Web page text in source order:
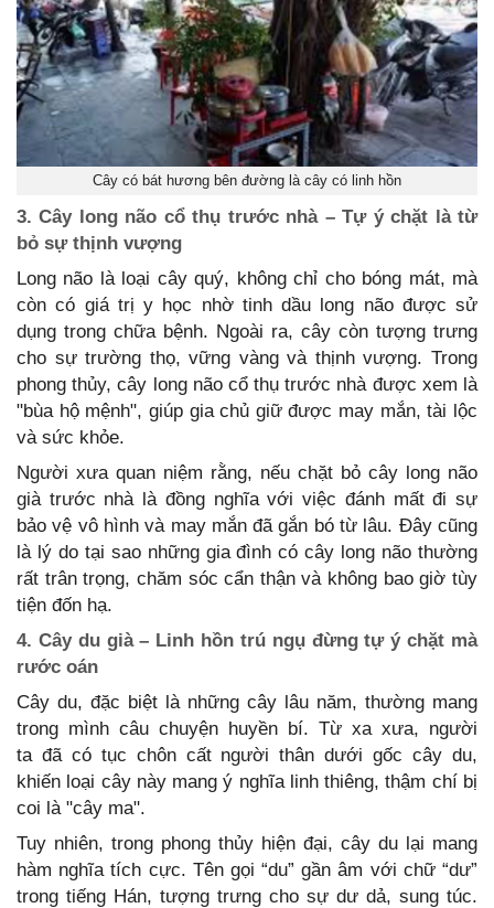
Cây có bát hương bên đường là cây có linh hồn
3. Cây long não cổ thụ trước nhà – Tự ý chặt là từ
bỏ sự thịnh vượng
Long não là loại cây quý, không chỉ cho bóng mát, mà
còn có giá trị y học nhờ tinh dầu long não được sử
dụng trong chữa bệnh. Ngoài ra, cây còn tượng trưng
cho sự trường thọ, vững vàng và thịnh vượng. Trong
phong thủy, cây long não cổ thụ trước nhà được xem là
"bùa hộ mệnh", giúp gia chủ giữ được may mắn, tài lộc
và sức khỏe.
Người xưa quan niệm rằng, nếu chặt bỏ cây long não
già trước nhà là đồng nghĩa với việc đánh mất đi sự
bảo vệ vô hình và may mắn đã gắn bó từ lâu. Đây cũng
là lý do tại sao những gia đình có cây long não thường
rất trân trọng, chăm sóc cẩn thận và không bao giờ tùy
tiện đốn hạ.
4. Cây du già – Linh hồn trú ngụ đừng tự ý chặt mà
rước oán
Cây du, đặc biệt là những cây lâu năm, thường mang
trong mình câu chuyện huyền bí. Từ xa xưa, người
ta đã có tục chôn cất người thân dưới gốc cây du,
khiến loại cây này mang ý nghĩa linh thiêng, thậm chí bị
coi là "cây ma".
Tuy nhiên, trong phong thủy hiện đại, cây du lại mang
hàm nghĩa tích cực. Tên gọi “du” gần âm với chữ “dư”
trong tiếng Hán, tượng trưng cho sự dư dả, sung túc.